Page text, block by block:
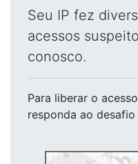
Seu IP fez
acessos
conosco.
Para liberar o acesso
responda ao desafio